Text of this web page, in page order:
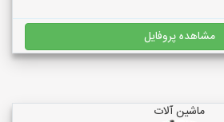
مشاهده پروفایل
ماشین آلات